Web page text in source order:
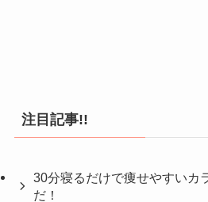
注目記事!!
30分寝るだけで痩せやすいカ
だ！